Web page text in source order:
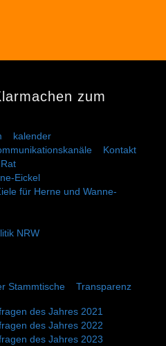
zum
kalender
Kontakt
Eickel
für Herne und Wanne-
NRW
Stammtische
Transparenz
des Jahres 2021
des Jahres 2022
des Jahres 2023